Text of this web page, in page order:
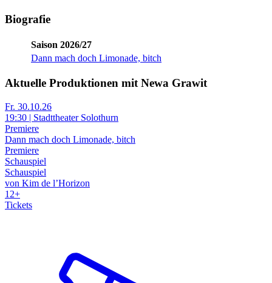
Biografie
Saison 2026/27
Dann mach doch Limonade, bitch
Aktuelle Produktionen mit Newa Grawit
Fr. 30.10.26
19:30 | Stadttheater Solothurn
Premiere
Dann mach doch Limonade, bitch
Premiere
Schauspiel
Schauspiel
von Kim de l’Horizon
12+
Tickets